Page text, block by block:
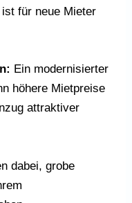
für neue Mieter
Ein modernisierter
höhere Mietpreise
attraktiver
dabei, grobe